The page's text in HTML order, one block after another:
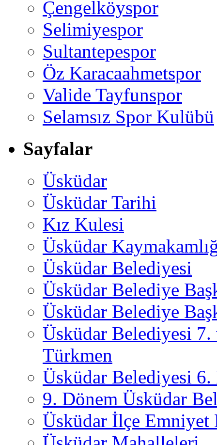
Çengelköyspor
Selimiyespor
Sultantepespor
Öz Karacaahmetspor
Valide Tayfunspor
Selamsız Spor Kulübü
Sayfalar
Üsküdar
Üsküdar Tarihi
Kız Kulesi
Üsküdar
Üsküdar Belediyesi
Üsküdar Belediye
Üsküdar Belediye
Üsküdar Belediyesi
Türkmen
Üsküdar Belediyesi 6.
9. Dönem Üsküdar
Üsküdar İlçe